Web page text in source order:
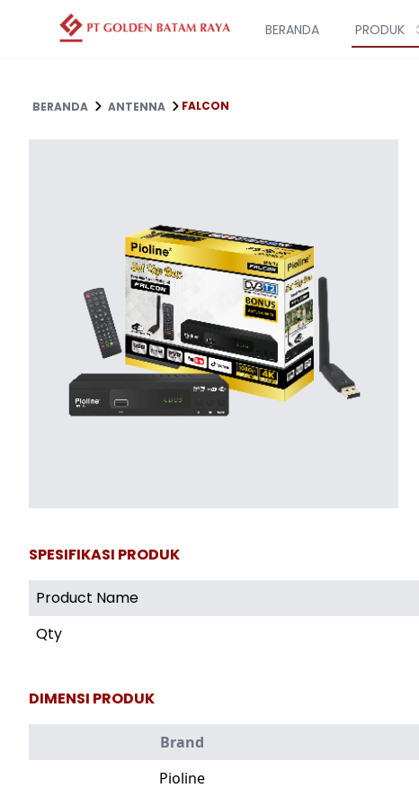
BERANDA PRODUK
BERANDA ANTENNA FALCON
SPESIFIKASI PRODUK
Product Name
Qty
DIMENSI PRODUK
Brand
Pioline